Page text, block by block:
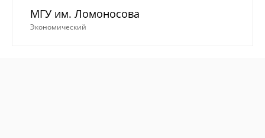
МГУ им. Ломоносова
Экономический